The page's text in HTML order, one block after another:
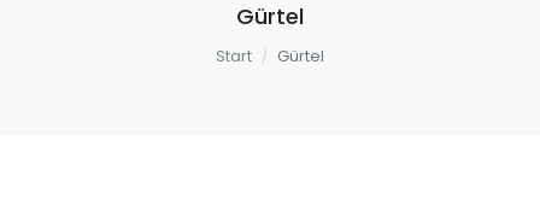
Gürtel
Start Gürtel